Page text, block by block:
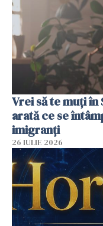
Vrei să te muți în
arată ce se
imigranți
26 IULIE 2026